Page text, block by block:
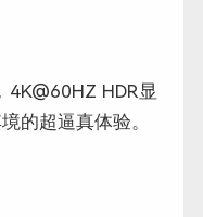
HDR显
的超逼真体验。